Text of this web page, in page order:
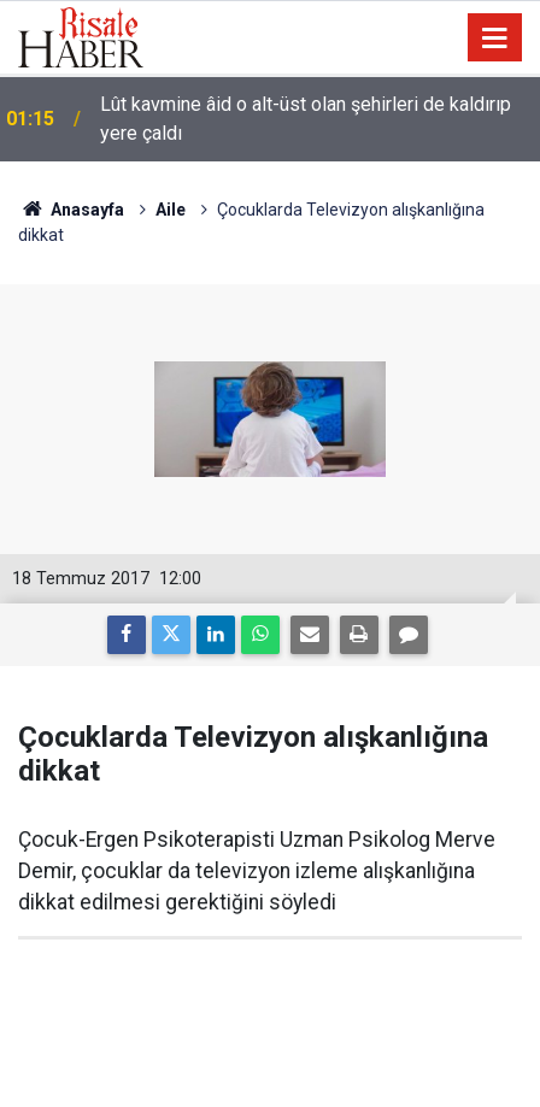
01:15
Lût kavmine âid o alt-üst olan şehirleri de kaldırıp
yere çaldı
Anasayfa Aile
Çocuklarda Televizyon alışkanlığına
dikkat
12:00
18 Temmuz 2017
Çocuklarda Televizyon alışkanlığına
dikkat
Çocuk-Ergen Psikoterapisti Uzman Psikolog Merve
Demir, çocuklar da televizyon izleme alışkanlığına
dikkat edilmesi gerektiğini söyledi